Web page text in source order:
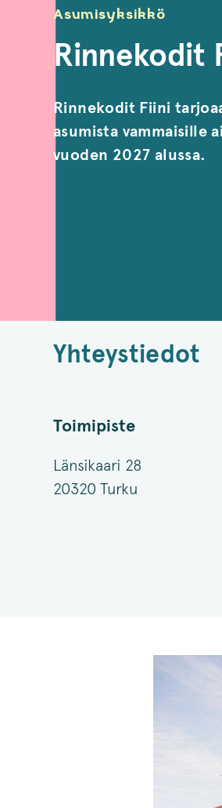
Asumisyksikkö
Rinnekodit
Rinnekodit Fiini
asumista vammaisille
vuoden 2027 alussa.
Yhteystiedot
Toimipiste
Länsikaari 28
20320 Turku